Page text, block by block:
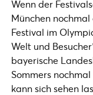
Wenn der
München
Festival im
Welt und
bayerische
Sommers
kann sich sehen